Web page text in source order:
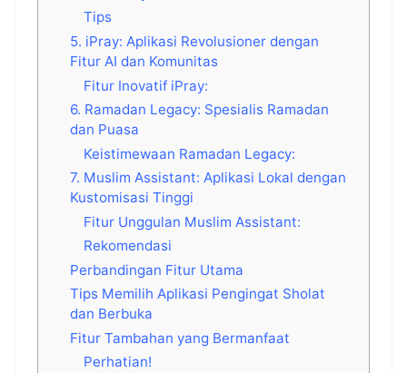
Tips
5. iPray: Aplikasi Revolusioner dengan
Fitur AI dan Komunitas
Fitur Inovatif iPray:
6. Ramadan Legacy: Spesialis Ramadan
dan Puasa
Keistimewaan Ramadan Legacy:
7. Muslim Assistant: Aplikasi Lokal dengan
Kustomisasi Tinggi
Fitur Unggulan Muslim Assistant:
Rekomendasi
Perbandingan Fitur Utama
Tips Memilih Aplikasi Pengingat Sholat
dan Berbuka
Fitur Tambahan yang Bermanfaat
Perhatian!